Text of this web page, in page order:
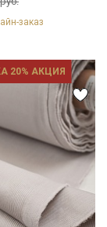
заказ
20% АКЦИЯ